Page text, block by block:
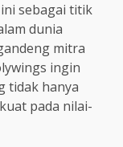
sebagai titik
dunia
mitra
ingin
tidak hanya
pada nilai-